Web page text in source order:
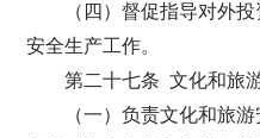
（四）督促指导对外
安全生产工作。
第二十七条 文化和旅
（一）负责文化和旅